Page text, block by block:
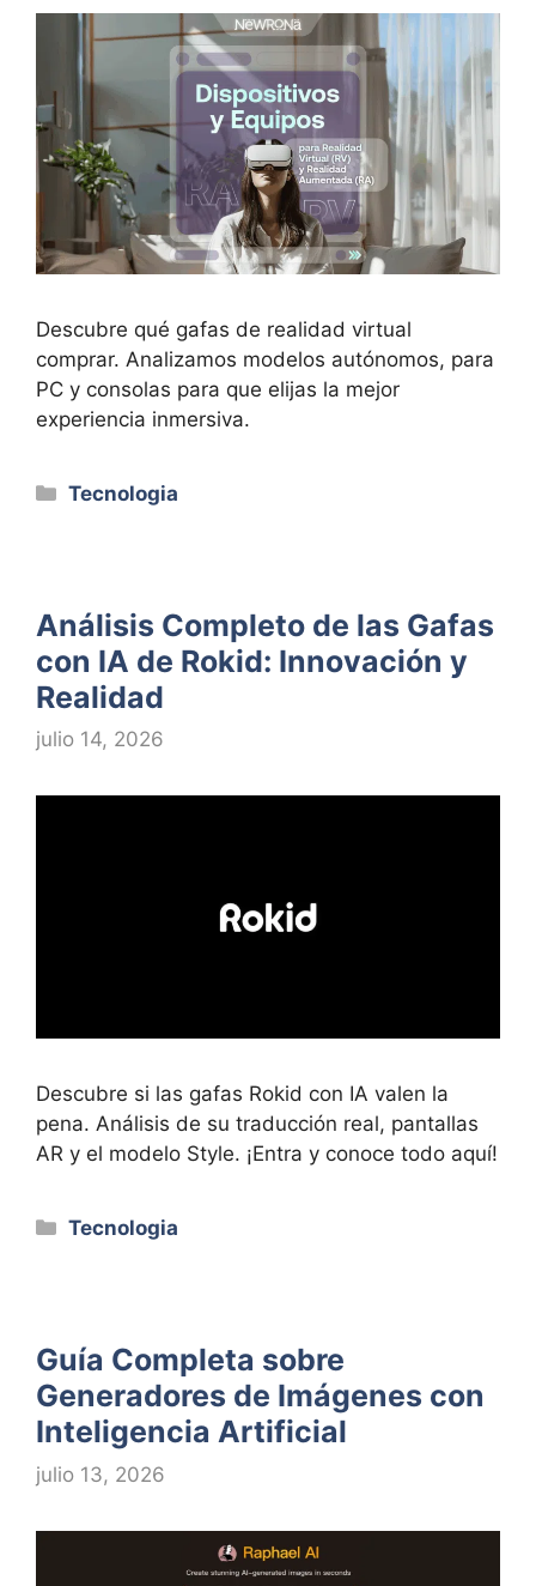
Descubre qué gafas de realidad virtual
comprar. Analizamos modelos autónomos, para
PC y consolas para que elijas la mejor
experiencia inmersiva.
Categorías
Tecnologia
Análisis Completo de las Gafas
con IA de Rokid: Innovación y
Realidad
julio 14, 2026
Descubre si las gafas Rokid con IA valen la
pena. Análisis de su traducción real, pantallas
AR y el modelo Style. ¡Entra y conoce todo aquí!
Categorías
Tecnologia
Guía Completa sobre
Generadores de Imágenes con
Inteligencia Artificial
julio 13, 2026